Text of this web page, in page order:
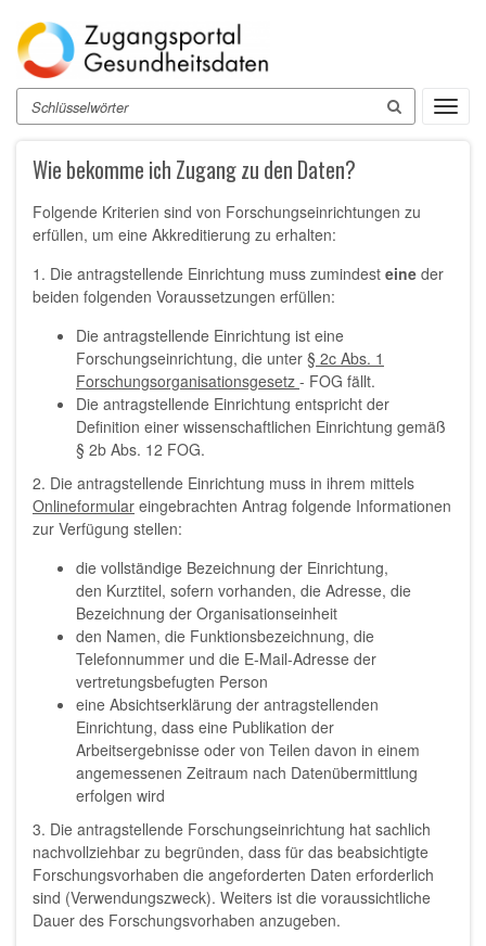
zum
Inhalt
Suche
Wie bekomme ich Zugang zu den Daten?
Folgende Kriterien sind von Forschungseinrichtungen zu
erfüllen, um eine Akkreditierung zu erhalten:
1. Die antragstellende Einrichtung muss zumindest eine der
beiden folgenden Voraussetzungen erfüllen:
Die antragstellende Einrichtung ist eine
Forschungseinrichtung, die unter § 2c Abs. 1
Forschungsorganisationsgesetz - FOG fällt.
Die antragstellende Einrichtung entspricht der
Definition einer wissenschaftlichen Einrichtung gemäß
§ 2b Abs. 12 FOG.
2. Die antragstellende Einrichtung muss in ihrem mittels
Onlineformular eingebrachten Antrag folgende Informationen
zur Verfügung stellen:
die vollständige Bezeichnung der Einrichtung,
den Kurztitel, sofern vorhanden, die Adresse, die
Bezeichnung der Organisationseinheit
den Namen, die Funktionsbezeichnung, die
Telefonnummer und die E-Mail-Adresse der
vertretungsbefugten Person
eine Absichtserklärung der antragstellenden
Einrichtung, dass eine Publikation der
Arbeitsergebnisse oder von Teilen davon in einem
angemessenen Zeitraum nach Datenübermittlung
erfolgen wird
3. Die antragstellende Forschungseinrichtung hat sachlich
nachvollziehbar zu begründen, dass für das beabsichtigte
Forschungsvorhaben die angeforderten Daten erforderlich
sind (Verwendungszweck). Weiters ist die voraussichtliche
Dauer des Forschungsvorhaben anzugeben.